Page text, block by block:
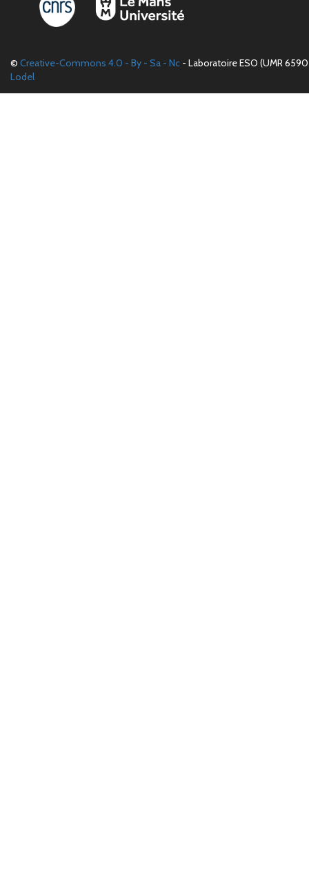
© Creative-Commons 4.0 - By - Sa - Nc - Laboratoire ESO (UMR
Lodel